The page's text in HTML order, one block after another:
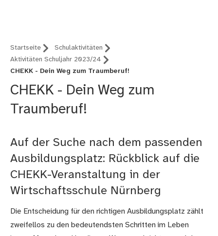
Startseite
Schulaktivitäten
Aktivitäten Schuljahr 2023/24
CHEKK - Dein Weg zum Traumberuf!
CHEKK - Dein Weg zum
Traumberuf!
Auf der Suche nach dem passenden
Ausbildungsplatz: Rückblick auf die
CHEKK-Veranstaltung in der
Wirtschaftsschule Nürnberg
Die Entscheidung für den richtigen Ausbildungsplatz zählt
zweifellos zu den bedeutendsten Schritten im Leben